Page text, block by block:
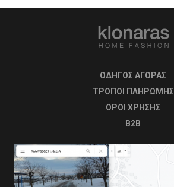
ΟΔΗΓΟΣ ΑΓΟΡΑΣ
ΤΡΟΠΟΙ ΠΛΗΡΩΜΗΣ
OΡΟΙ ΧΡΗΣΗΣ
B2B